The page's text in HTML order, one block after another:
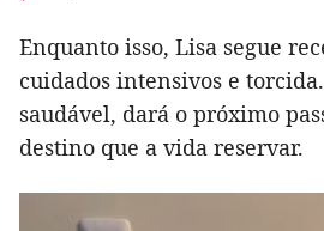
Enquanto isso, Lisa segue
cuidados intensivos e
saudável, dará o próximo
destino que a vida reservar.